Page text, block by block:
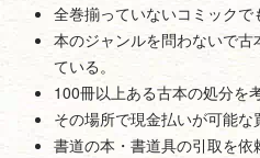
全巻揃っていないコミックで
本のジャンルを問わないで
ている。
100冊以上ある古本の処分を
その場所で現金払いが可能な
書道の本・書道具の引取を依